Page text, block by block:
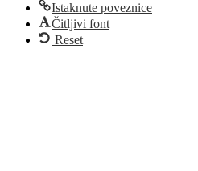
Istaknute poveznice
Čitljivi font
Reset